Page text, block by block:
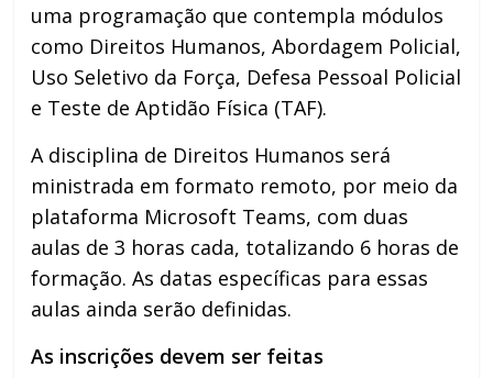
uma programação que contempla módulos
como Direitos Humanos, Abordagem Policial,
Uso Seletivo da Força, Defesa Pessoal Policial
e Teste de Aptidão Física (TAF).
A disciplina de Direitos Humanos será
ministrada em formato remoto, por meio da
plataforma Microsoft Teams, com duas
aulas de 3 horas cada, totalizando 6 horas de
formação. As datas específicas para essas
aulas ainda serão definidas.
As inscrições devem ser feitas